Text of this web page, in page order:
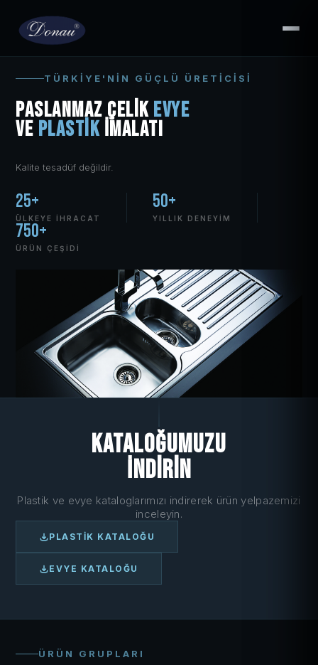
TÜRKIYE'NIN GÜÇLÜ ÜRETICISI
Paslanmaz ÇelikEvye
ve Plastik İmalatı
Kalite tesadüf değildir.
25+
ÜLKEYE İHRACAT
50+
YILLIK DENEYIM
750+
ÜRÜN ÇEŞIDI
Kataloğumuzu
İndirin
Plastik ve evye kataloglarımızı indirerek ürün yelpazemizi
inceleyin.
PLASTIK KATALOĞU
EVYE KATALOĞU
ÜRÜN GRUPLARI